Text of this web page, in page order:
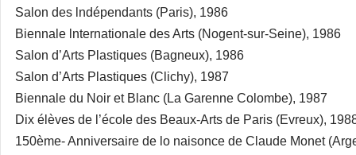
Salon des lndépendants (Paris), 1986
Biennale lnternationale des Arts (Nogent-sur-Seine), 1986
Salon d’Arts Plastiques (Bagneux), 1986
Salon d’Arts Plastiques (Clichy), 1987
Biennale du Noir et Blanc (La Garenne Colombe), 1987
Dix élèves de l’école des Beaux-Arts de Paris (Evreux),
150ème- Anniversaire de lo naisonce de Claude Monet